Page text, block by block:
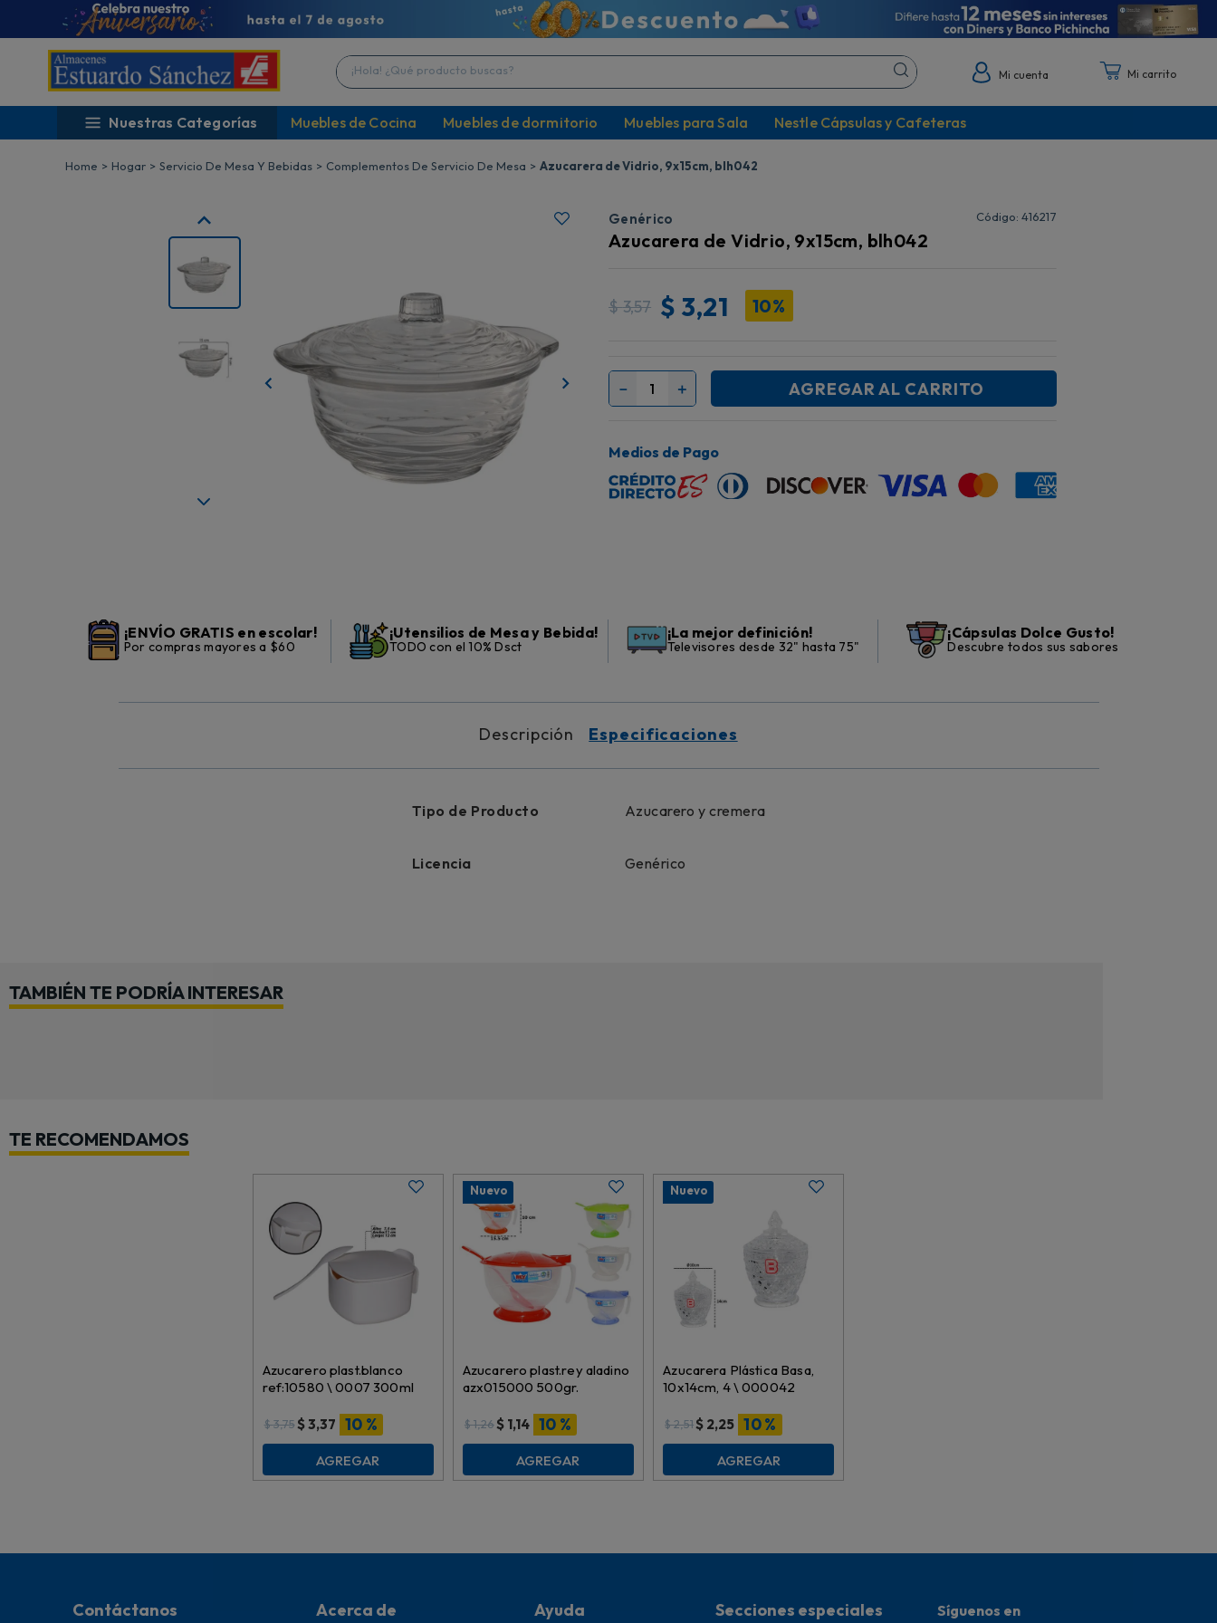
¡Hola! ¿Qué producto buscas?
Mi cuenta
Nuestras Categorías Muebles de Cocina Muebles de dormitorio Muebles para Sala Nestle Cápsulas y Cafeteras
Hogar Servicio De Mesa Y Bebidas Complementos De Servicio De Mesa Azucarera de Vidrio, 9x15cm, blh042
Genérico : 416217
Azucarera de Vidrio, 9x15cm, blh042
$3,57 $ 3,21 10%
＋
－ AGREGAR AL CARRITO
Medios de Pago
¡ENVÍO GRATIS en escolar!
Por compras mayores a $60
¡Utensilios de Mesa y Bebida!
TODO con el 10% Dsct
¡La mejor definición!
Televisores desde 32" hasta 75"
¡Cápsulas Dolce Gusto!
Descubre todos sus sabores
Descripción Especificaciones
Tipo de Producto Azucarero y cremera
Licencia Genérico
TAMBIÉN TE PODRÍA INTERESAR
TE RECOMENDAMOS
Azucarero plast.blanco
ref:10580 \ 0007 300ml
$3,75$3,37 10 %
AGREGAR
Nuevo
Azucarero plast.rey aladino
azx015000 500gr.
$1,26$ 1,14 10 %
AGREGAR
Nuevo
Azucarera Plástica Basa,
10x14cm, 4 \ 000042
$2,51$ 2,25 10 %
AGREGAR
Contáctanos Acerca de Ayuda Secciones especiales Síguenos en